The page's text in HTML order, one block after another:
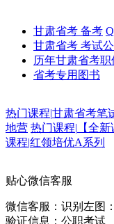
甘肃省考 备考
甘肃省考 考试
历年甘肃省考
省考专用图书
热门课程|甘肃省考笔
地营 热门课程| 【全
课程|红领培优A系列
贴心微信客服
微信客服： 识别左图
验证信息：公职考试